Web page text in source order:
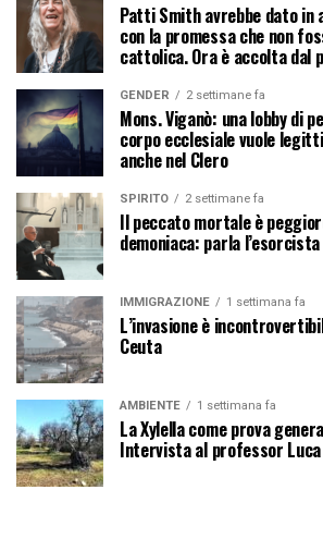
Patti Smith avrebbe dato in
con la promessa che non
cattolica. Ora è accolta dal
GENDER 2 settimane fa
Mons. Viganò: una lobby di
corpo ecclesiale vuole
anche nel Clero
SPIRITO 2 settimane fa
Il peccato mortale è
demoniaca: parla l’esorcista
IMMIGRAZIONE 1 settimana fa
L’invasione è
Ceuta
AMBIENTE 1 settimana fa
La Xylella come prova
Intervista al professor